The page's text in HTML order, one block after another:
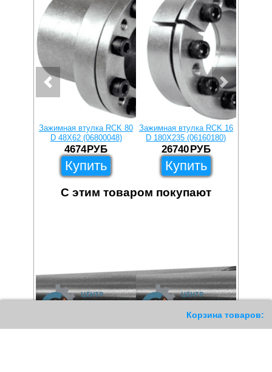
Корзина товаров:
Зажимная втулка RCK 80
D 48X62 (06800048)
4674РУБ
Купить
Зажимная втулка RCK 16
D 180X235 (06160180)
26740РУБ
Купить
С этим товаром покупают